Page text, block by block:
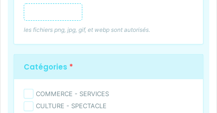
Image de l’événement
les fichiers png, jpg, gif, et webp sont autorisés.
Catégories *
COMMERCE - SERVICES
CULTURE - SPECTACLE